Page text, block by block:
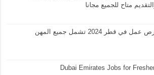
متاح للجميع مجانا
وظائف في قطر 2024 فرص عمل في قطر 2024 تشمل جميع المهن
Dubai Emirates Jobs for